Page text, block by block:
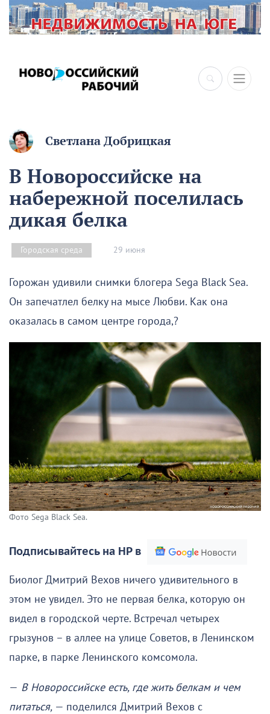
×
Светлана Добрицкая
В Новороссийске на
набережной поселилась
дикая белка
Городская среда 29 июня
Горожан удивили снимки блогера Sega Black Sea.
Он запечатлел белку на мысе Любви. Как она
оказалась в самом центре города,?
Фото Sega Black Sea.
Подписывайтесь на НР в
Биолог Дмитрий Вехов ничего удивительного в
этом не увидел. Это не первая белка, которую он
видел в городской черте. Встречал четырех
грызунов – в аллее на улице Советов, в Ленинском
парке, в парке Ленинского комсомола.
— В Новороссийске есть, где жить белкам и чем
питаться, — поделился Дмитрий Вехов с